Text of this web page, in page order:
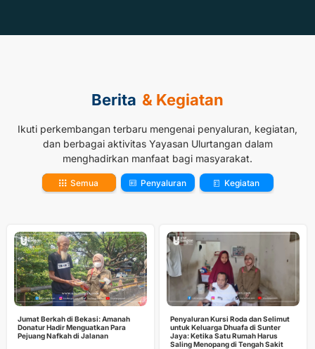
Berita & Kegiatan
Ikuti perkembangan terbaru mengenai penyaluran, kegiatan,
dan berbagai aktivitas Yayasan Ulurtangan dalam
menghadirkan manfaat bagi masyarakat.
Semua Penyaluran Kegiatan
Jumat Berkah di Bekasi: Amanah
Donatur Hadir Menguatkan Para
Pejuang Nafkah di Jalanan
Penyaluran Kursi Roda dan Selimut
untuk Keluarga Dhuafa di Sunter
Jaya: Ketika Satu Rumah Harus
Saling Menopang di Tengah Sakit